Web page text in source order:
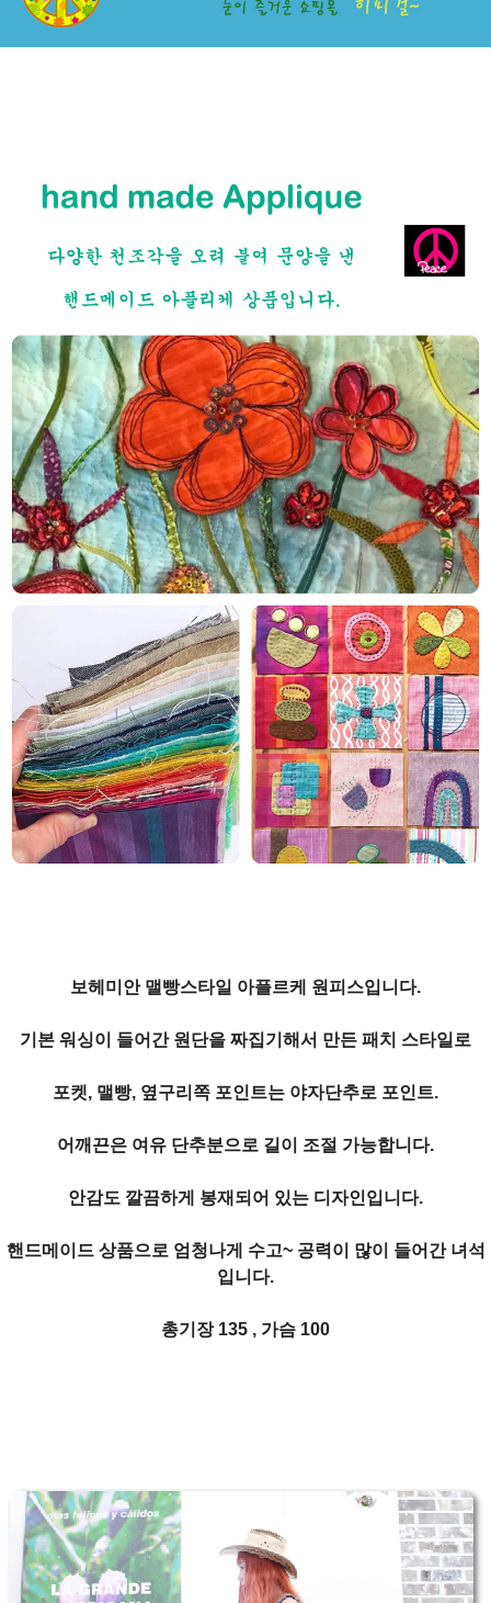
보헤미안 맬빵스타일 아플르케 원피스입니다.
기본 워싱이 들어간 원단을 짜집기해서 만든 패치 스타일로
포켓, 맬빵, 옆구리쪽 포인트는 야자단추로 포인트.
어깨끈은 여유 단추분으로 길이 조절 가능합니다.
안감도 깔끔하게 봉재되어 있는 디자인입니다.
핸드메이드 상품으로 엄청나게 수고~ 공력이 많이 들어간 녀석
입니다.
총기장 135 , 가슴 100